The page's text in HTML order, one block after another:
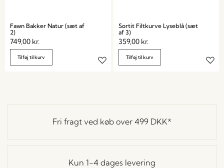
Fawn Bakker Natur (sæt af
2)
749,00 kr.
Tilføj til kurv
Sortit Filtkurve Lyseblå (sæt
af 3)
359,00 kr.
Tilføj til kurv
Fri fragt ved køb over 499 DKK*
Kun 1-4 dages levering